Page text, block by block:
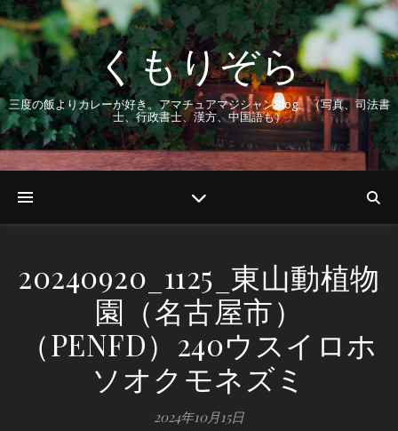
くもりぞら
三度の飯よりカレーが好き。アマチュアマジシャンBlog。（写真、司法書
士、行政書士、漢方、中国語も）
20240920_1125_東山動植物
園（名古屋市）
（PENFD）240ウスイロホ
ソオクモネズミ
2024年10月15日